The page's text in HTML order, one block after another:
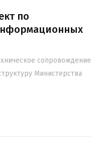
по
сопровождение
Министерства